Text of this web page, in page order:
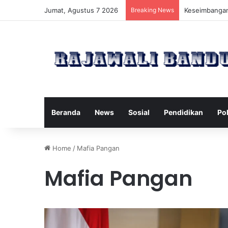
Jumat, Agustus 7 2026 Breaking News Manfaat
Beranda News Sosial Pendidikan
Home / Mafia Pangan
Mafia Pangan